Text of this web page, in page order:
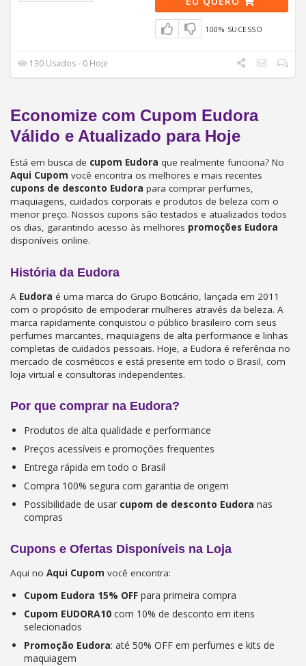
100% SUCESSO
130 Usados - 0 Hoje
Economize com Cupom Eudora
Válido e Atualizado para Hoje
Está em busca de cupom Eudora que realmente funciona? No
Aqui Cupom você encontra os melhores e mais recentes
cupons de desconto Eudora para comprar perfumes,
maquiagens, cuidados corporais e produtos de beleza com o
menor preço. Nossos cupons são testados e atualizados todos
os dias, garantindo acesso às melhores promoções Eudora
disponíveis online.
História da Eudora
A Eudora é uma marca do Grupo Boticário, lançada em 2011
com o propósito de empoderar mulheres através da beleza. A
marca rapidamente conquistou o público brasileiro com seus
perfumes marcantes, maquiagens de alta performance e linhas
completas de cuidados pessoais. Hoje, a Eudora é referência no
mercado de cosméticos e está presente em todo o Brasil, com
loja virtual e consultoras independentes.
Por que comprar na Eudora?
Produtos de alta qualidade e performance
Preços acessíveis e promoções frequentes
Entrega rápida em todo o Brasil
Compra 100% segura com garantia de origem
Possibilidade de usar cupom de desconto Eudora nas
compras
Cupons e Ofertas Disponíveis na Loja
Aqui no Aqui Cupom você encontra:
Cupom Eudora 15% OFF para primeira compra
Cupom EUDORA10 com 10% de desconto em itens
selecionados
Promoção Eudora: até 50% OFF em perfumes e kits de
maquiagem